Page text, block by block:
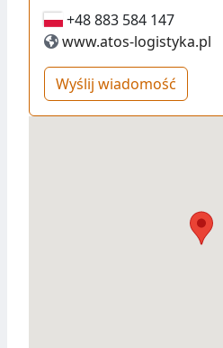
+48 883 584 147
+48 883 584 147
www.atos-logistyka.pl
Wyślij wiadomość